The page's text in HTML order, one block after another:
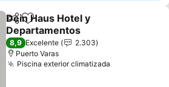
CompartirAñadir a favoritos
Dein Haus Hotel y
Departamentos
Ver precios
8,9 Excelente
2.303
Puerto Varas
Piscina exterior climatizada